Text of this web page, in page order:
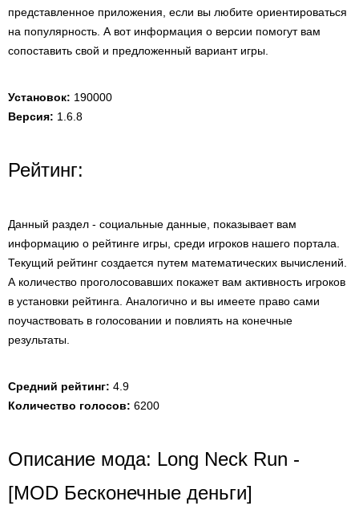
представленное приложения, если вы любите ориентироваться
на популярность. А вот информация о версии помогут вам
сопоставить свой и предложенный вариант игры.
Установок: 190000
Версия: 1.6.8
Рейтинг:
Данный раздел - социальные данные, показывает вам
информацию о рейтинге игры, среди игроков нашего портала.
Текущий рейтинг создается путем математических вычислений.
А количество проголосовавших покажет вам активность игроков
в установки рейтинга. Аналогично и вы имеете право сами
поучаствовать в голосовании и повлиять на конечные
результаты.
Средний рейтинг: 4.9
Количество голосов: 6200
Описание мода: Long Neck Run -
[MOD Бесконечные деньги]